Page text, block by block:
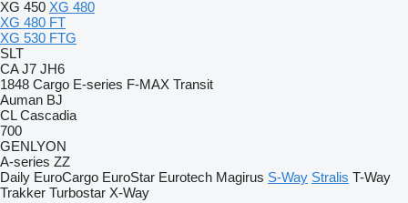
XG 450 XG 480
XG 480 FT
XG 530 FTG
SLT
CA J7 JH6
1848 Cargo E-series F-MAX Transit
Auman BJ
CL Cascadia
700
GENLYON
A-series ZZ
Daily EuroCargo EuroStar Eurotech Magirus S-Way Stralis T-Way
Trakker Turbostar X-Way